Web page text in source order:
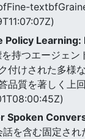
Policy
持つエージェ
付けされた多
質を著しく上
Spoken
を含む固定さ